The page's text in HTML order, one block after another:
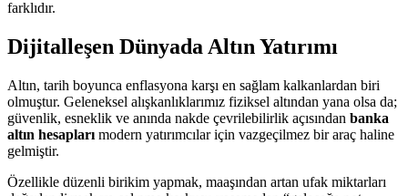
farklıdır.
Dijitalleşen Dünyada Altın Yatırımı
Altın, tarih boyunca enflasyona karşı en sağlam kalkanlardan biri
olmuştur. Geleneksel alışkanlıklarımız fiziksel altından yana olsa da;
güvenlik, esneklik ve anında nakde çevrilebilirlik açısından banka
altın hesapları modern yatırımcılar için vazgeçilmez bir araç haline
gelmiştir.
Özellikle düzenli birikim yapmak, maaşından artan ufak miktarları